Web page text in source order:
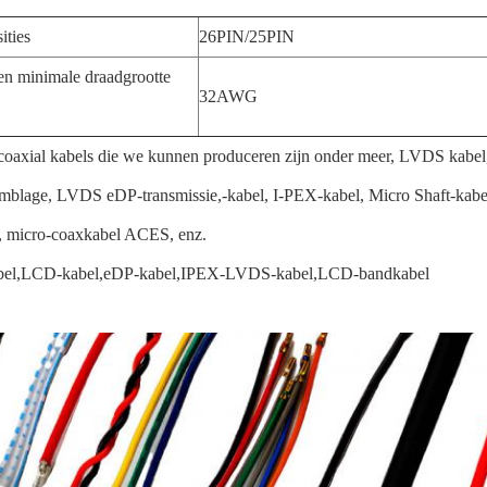
26PIN/25PIN
minimale draadgrootte
32AWG
kabels die we kunnen produceren zijn onder meer, LVDS
LVDS eDP-transmissie,-kabel, I-PEX-kabel, Micro Shaft-
micro-coaxkabel ACES, enz.
kabel,eDP-kabel,IPEX-LVDS-kabel,LCD-bandkabel